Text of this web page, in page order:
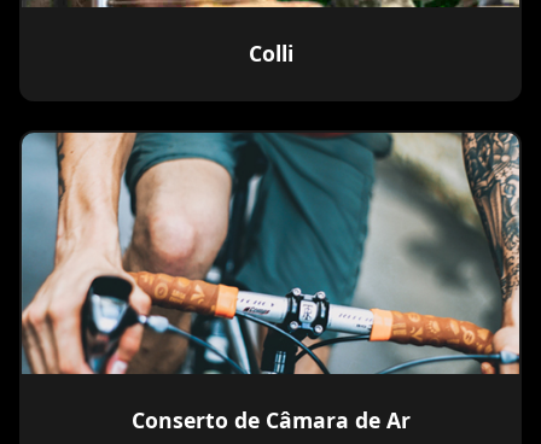
Colli
Conserto de Câmara de Ar